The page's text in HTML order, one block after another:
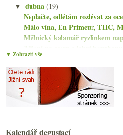
▼dubna(19)
Neplačte, odlétám rozlévat za
Málo vína, En Primeur, THC,
Mělnický kalamář ryzlinkem
Těšení na cestu s lahví bourbonu
Dva svěží německé ryzlinky
Krásné červené z Ribeira Sacra
Sluníčko a třikrát bubliny
Vertikála Cros Parantoux,
O pitelnosti s Vin Jaune a
Zapomenuté a znovuobjevené
▼ Zobrazit vše
Kalendář degustací